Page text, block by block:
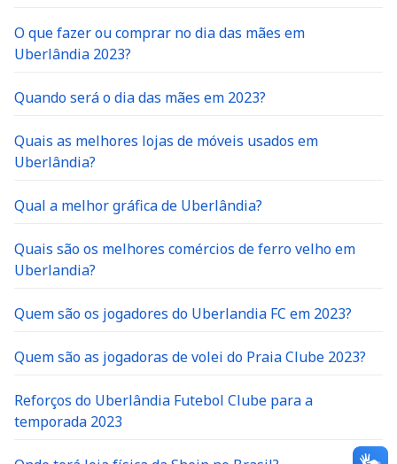
O que fazer ou comprar no dia das mães em
Uberlândia 2023?
Quando será o dia das mães em 2023?
Quais as melhores lojas de móveis usados em
Uberlândia?
Qual a melhor gráfica de Uberlândia?
Quais são os melhores comércios de ferro velho em
Uberlandia?
Quem são os jogadores do Uberlandia FC em 2023?
Quem são as jogadoras de volei do Praia Clube 2023?
Reforços do Uberlândia Futebol Clube para a
temporada 2023